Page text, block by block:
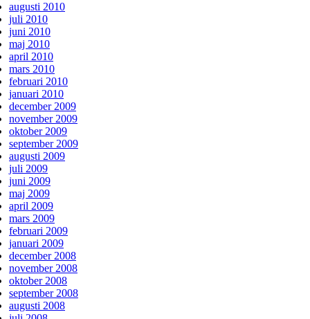
augusti 2010
juli 2010
juni 2010
maj 2010
april 2010
mars 2010
februari 2010
januari 2010
december 2009
november 2009
oktober 2009
september 2009
augusti 2009
juli 2009
juni 2009
maj 2009
april 2009
mars 2009
februari 2009
januari 2009
december 2008
november 2008
oktober 2008
september 2008
augusti 2008